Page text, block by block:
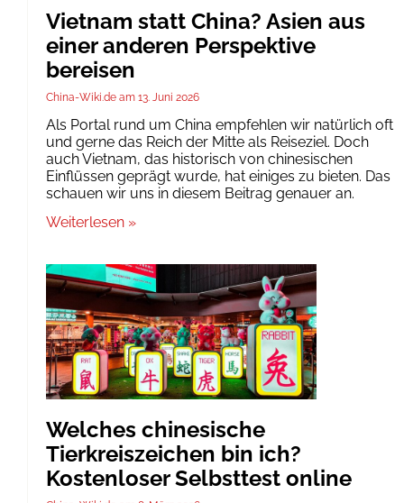
Vietnam statt China? Asien aus
einer anderen Perspektive
bereisen
China-Wiki.de 13. Juni 2026
Als Portal rund um China empfehlen wir natürlich oft
und gerne das Reich der Mitte als Reiseziel. Doch
auch Vietnam, das historisch von chinesischen
Einflüssen geprägt wurde, hat einiges zu bieten. Das
schauen wir uns in diesem Beitrag genauer an.
Weiterlesen »
Welches chinesische
Tierkreiszeichen bin ich?
Kostenloser Selbsttest online